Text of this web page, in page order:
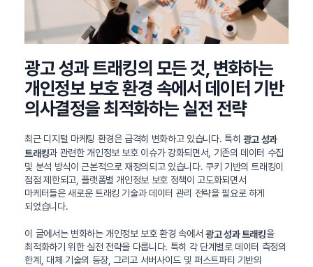
정부지원사업
광고 성과 트래킹의 모든 것, 변화하는
개인정보 보호 환경 속에서 데이터 기반
의사결정을 최적화하는 실전 전략
최근 디지털 마케팅 환경은 급격히 변화하고 있습니다. 특히 광고 성과
트래킹과 관련한 개인정보 보호 이슈가 강화되면서, 기존의 데이터 수집
및 분석 방식이 근본적으로 재정의되고 있습니다. 쿠키 기반의 트래킹이
점점 제한되고, 플랫폼별 개인정보 보호 정책이 고도화되면서
마케터들은 새로운 트래킹 기술과 데이터 관리 전략을 필요로 하게
되었습니다.
이 글에서는 변화하는 개인정보 보호 환경 속에서 광고 성과 트래킹을
최적화하기 위한 실전 전략을 다룹니다. 특히 각 단계별로 데이터 측정의
한계, 대체 기술의 등장, 그리고 서버사이드 및 퍼스트파티 기반의